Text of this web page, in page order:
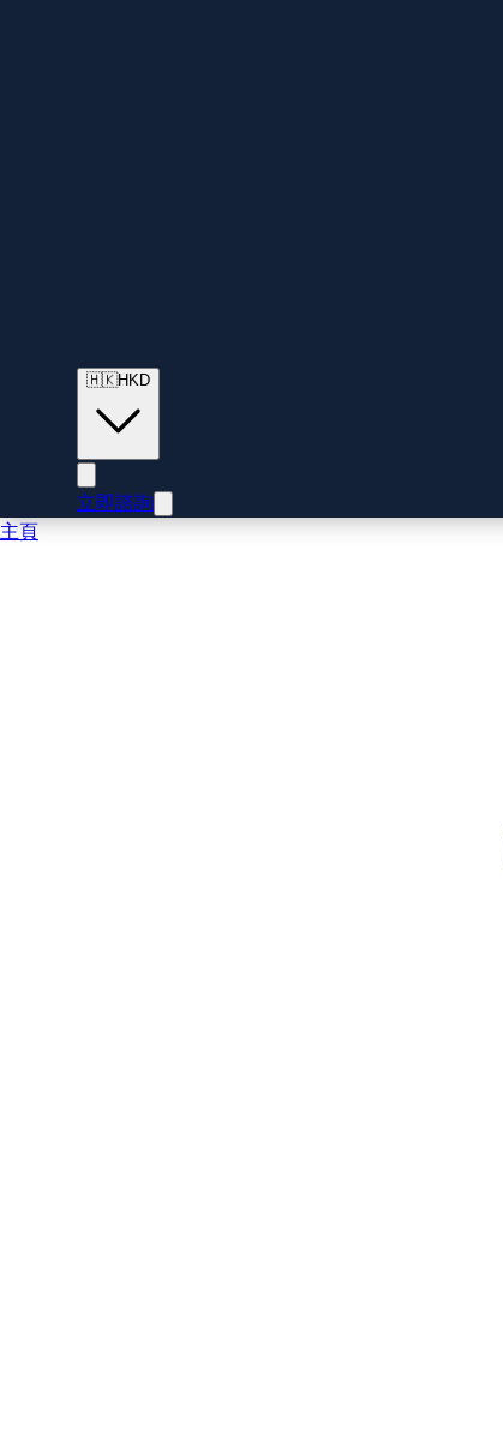
🇭🇰HKD
立即諮詢
主頁